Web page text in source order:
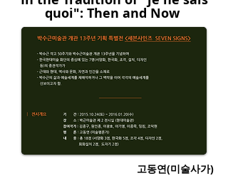
quoi": Then and Now
고동연(미술사가)